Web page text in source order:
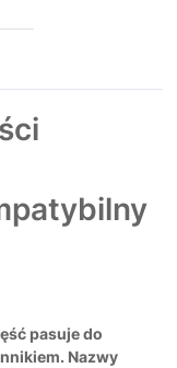
pasuje do
Nazwy